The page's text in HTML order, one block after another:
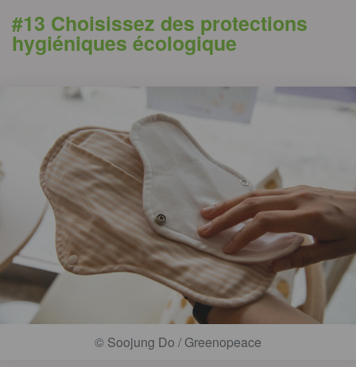
#13 Choisissez des protections
hygiéniques écologique
© Soojung Do / Greenopeace